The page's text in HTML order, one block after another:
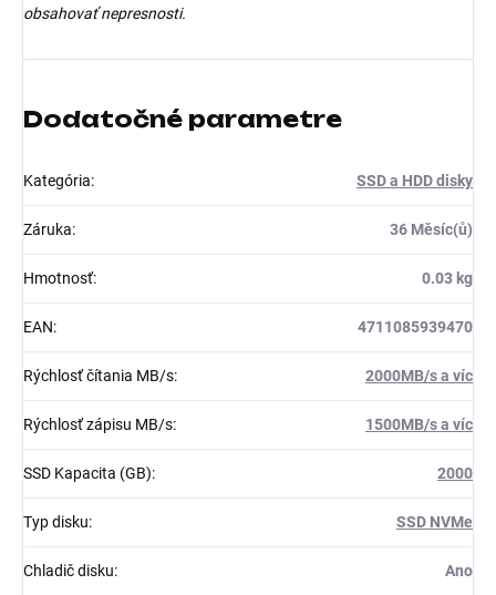
obsahovať nepresnosti.
Dodatočné parametre
Kategória: SSD a HDD disky
Záruka: 36 Měsíc(ů)
Hmotnosť: 0.03 kg
EAN: 4711085939470
Rýchlosť čítania MB/s: 2000MB/s a víc
Rýchlosť zápisu MB/s: 1500MB/s a víc
SSD Kapacita (GB): 2000
Typ disku: SSD NVMe
Chladič disku: Ano